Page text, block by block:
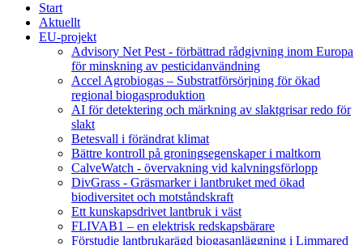
Start
Aktuellt
EU-projekt
Advisory Net Pest - förbättrad rådgivning inom Europa
för minskning av pesticidanvändning
Accel Agrobiogas – Substratförsörjning för ökad
regional biogasproduktion
AI för detektering och märkning av slaktgrisar redo för
slakt
Betesvall i förändrat klimat
Bättre kontroll på groningsegenskaper i maltkorn
CalveWatch - övervakning vid kalvningsförlopp
DivGrass - Gräsmarker i lantbruket med ökad
biodiversitet och motståndskraft
Ett kunskapsdrivet lantbruk i väst
FLIVAB1 – en elektrisk redskapsbärare
Förstudie lantbrukarägd biogasanläggning i Limmared